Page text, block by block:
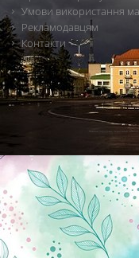
Умови використання
Рекламодавцям
Контакти
Новини Чернігова, Чернігівські